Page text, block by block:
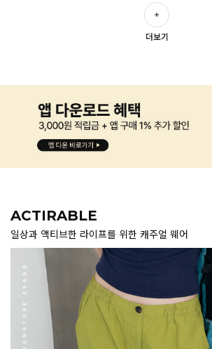
더보기
ACTIRABLE
일상과 액티브한 라이프를 위한 캐주얼 웨어